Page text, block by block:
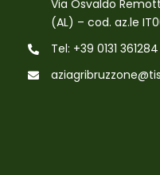
Via Osvaldo
(AL) – cod. az.le
Tel: +39 0131 361284